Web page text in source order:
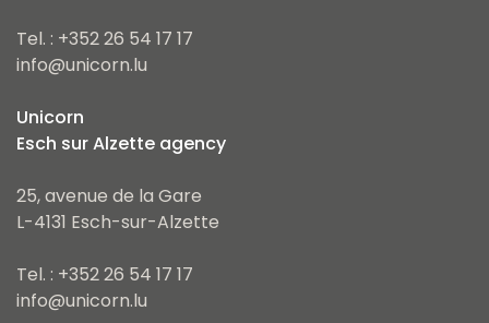
Tel. : +352 26 54 17 17
info@unicorn.lu
Unicorn
Esch sur Alzette agency
25, avenue de la Gare
L-4131 Esch-sur-Alzette
Tel. : +352 26 54 17 17
info@unicorn.lu